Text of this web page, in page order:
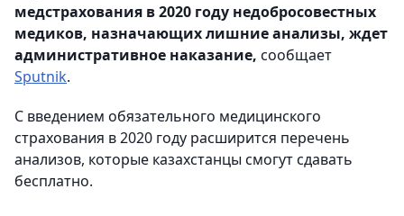
медстрахования в 2020 году недобросовестных
медиков, назначающих лишние анализы, ждет
административное наказание, сообщает
Sputnik.
С введением обязательного медицинского
страхования в 2020 году расширится перечень
анализов, которые казахстанцы смогут сдавать
бесплатно.